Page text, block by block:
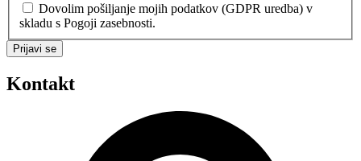
Dovolim pošiljanje mojih podatkov (GDPR uredba) v
skladu s Pogoji zasebnosti.
Prijavi se
Kontakt